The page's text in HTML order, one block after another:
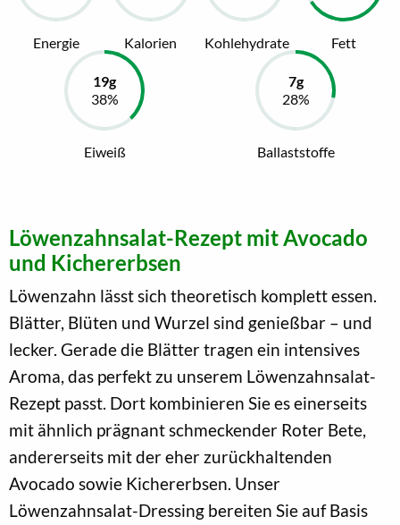
Energie Kalorien Kohlehydrate Fett
Eiweiß Ballaststoffe
Löwenzahnsalat-Rezept mit Avocado
und Kichererbsen
Löwenzahn lässt sich theoretisch komplett essen.
Blätter, Blüten und Wurzel sind genießbar – und
lecker. Gerade die Blätter tragen ein intensives
Aroma, das perfekt zu unserem Löwenzahnsalat-
Rezept passt. Dort kombinieren Sie es einerseits
mit ähnlich prägnant schmeckender Roter Bete,
andererseits mit der eher zurückhaltenden
Avocado sowie Kichererbsen. Unser
Löwenzahnsalat-Dressing bereiten Sie auf Basis